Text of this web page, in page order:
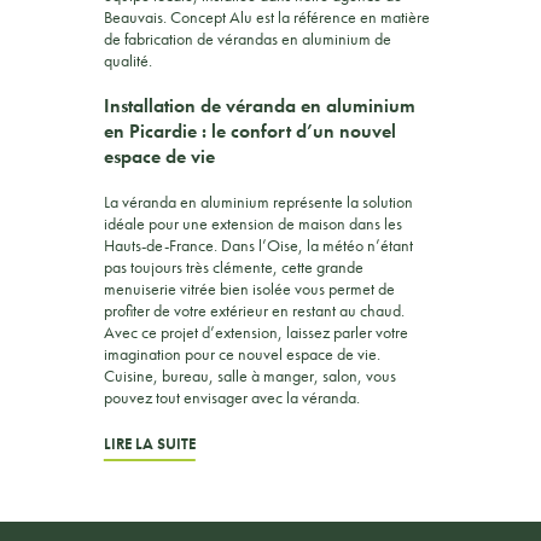
Beauvais. Concept Alu est la référence en matière
de fabrication de vérandas en aluminium de
qualité.
Installation de véranda en aluminium
en Picardie : le confort d’un nouvel
espace de vie
La véranda en aluminium représente la solution
idéale pour une extension de maison dans les
Hauts-de-France. Dans l’Oise, la météo n’étant
pas toujours très clémente, cette grande
menuiserie vitrée bien isolée vous permet de
profiter de votre extérieur en restant au chaud.
Avec ce projet d’extension, laissez parler votre
imagination pour ce nouvel espace de vie.
Cuisine, bureau, salle à manger, salon, vous
pouvez tout envisager avec la véranda.
LIRE LA SUITE